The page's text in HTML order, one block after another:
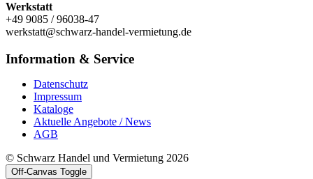
Werkstatt
+49 9085 / 96038-47
werkstatt@schwarz-handel-vermietung.de
Information & Service
Datenschutz
Impressum
Kataloge
Aktuelle Angebote / News
AGB
© Schwarz Handel und Vermietung 2026
Off-Canvas Toggle